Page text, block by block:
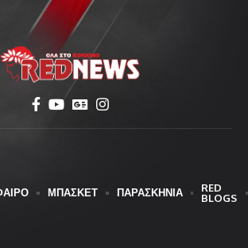
ΜΠΑΣΚΕΤ ΠΑΡΑΣΚΗΝΙΑ
RED
BLOGS